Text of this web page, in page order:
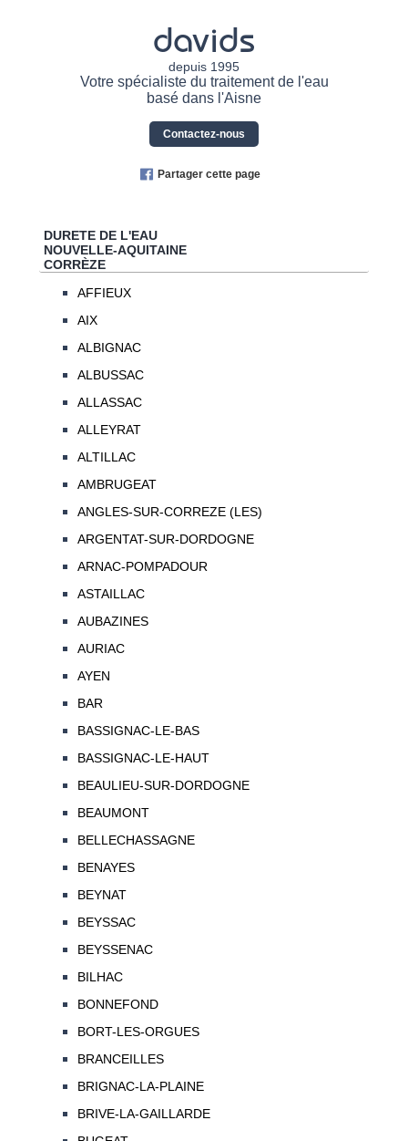
davids
depuis 1995
Votre spécialiste du traitement de l'eau
basé dans l'Aisne
Contactez-nous
Partager cette page
DURETE DE L'EAU
NOUVELLE-AQUITAINE
CORRÈZE
AFFIEUX
AIX
ALBIGNAC
ALBUSSAC
ALLASSAC
ALLEYRAT
ALTILLAC
AMBRUGEAT
ANGLES-SUR-CORREZE (LES)
ARGENTAT-SUR-DORDOGNE
ARNAC-POMPADOUR
ASTAILLAC
AUBAZINES
AURIAC
AYEN
BAR
BASSIGNAC-LE-BAS
BASSIGNAC-LE-HAUT
BEAULIEU-SUR-DORDOGNE
BEAUMONT
BELLECHASSAGNE
BENAYES
BEYNAT
BEYSSAC
BEYSSENAC
BILHAC
BONNEFOND
BORT-LES-ORGUES
BRANCEILLES
BRIGNAC-LA-PLAINE
BRIVE-LA-GAILLARDE